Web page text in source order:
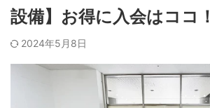
設備】お得に入会はココ！
2024年5月8日